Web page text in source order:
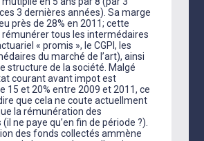
3 dernières années). Sa marge
près de 28% en 2011; cette
tous les intermédaires
« promis », le CGPI, les
du marché de l’art), ainsi
structure de la société. Malgé
courant avant impot est
15 et 20% entre 2009 et 2011, ce
que cela ne coute actuellment
la rémunération des
ne paye qu’en fin de période ?).
des fonds collectés ammène